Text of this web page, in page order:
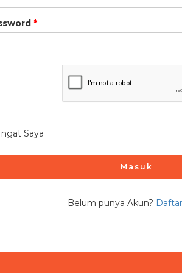
Saya
Masuk
Belum punya Akun?